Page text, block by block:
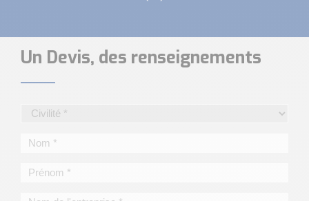
Un Devis, des renseignements